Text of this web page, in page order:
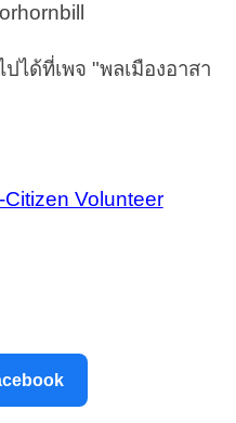
ได้ที่เพจ "พลเมืองอาสา
Citizen Volunteer